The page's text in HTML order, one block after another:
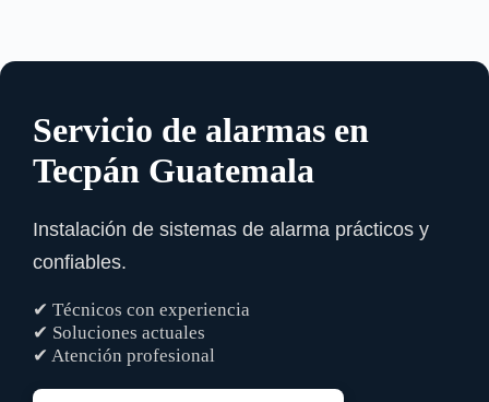
Servicio de alarmas en
Tecpán Guatemala
Instalación de sistemas de alarma prácticos y
confiables.
✔ Técnicos con experiencia
✔ Soluciones actuales
✔ Atención profesional